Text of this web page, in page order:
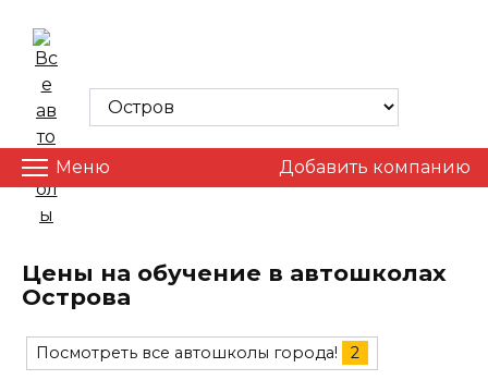
content
Меню Добавить компанию
Цены на обучение в автошколах
Острова
Посмотреть все автошколы города! 2